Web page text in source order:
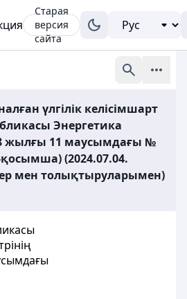
Старая
версия
сайта
үлгілік келісімшарт
Энергетика
жылғы 11 маусымдағы №
(2024.07.04.
мен толықтыруларымен)